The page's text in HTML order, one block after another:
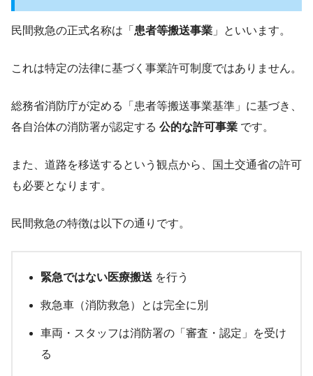
民間救急の正式名称は「 患者等搬送事業 」といいます。
これは特定の法律に基づく事業許可制度ではありません。
総務省消防庁が定める「患者等搬送事業基準」に基づき、
各自治体の消防署が認定する 公的な許可事業 です。
また、道路を移送するという観点から、国土交通省の許可
も必要となります。
民間救急の特徴は以下の通りです。
緊急ではない医療搬送 を行う
救急車（消防救急）とは完全に別
車両・スタッフは消防署の「審査・認定」を受け
る